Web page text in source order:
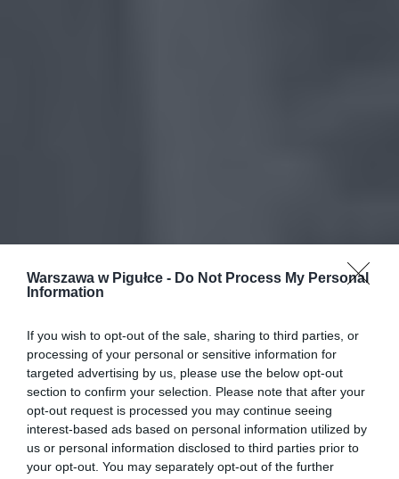
Warszawa w Pigułce - Do Not Process My Personal
Information
If you wish to opt-out of the sale, sharing to third parties, or
processing of your personal or sensitive information for
targeted advertising by us, please use the below opt-out
section to confirm your selection. Please note that after your
opt-out request is processed you may continue seeing
interest-based ads based on personal information utilized by
us or personal information disclosed to third parties prior to
your opt-out. You may separately opt-out of the further